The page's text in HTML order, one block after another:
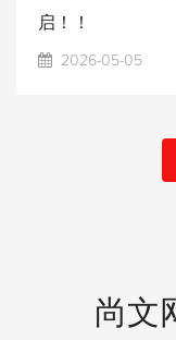
启！！
2026-05-05
尚文